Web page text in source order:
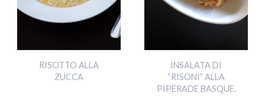
RISOTTO ALLA
ZUCCA
INSALATA DI
“RISONI” ALLA
PIPERADE BASQUE.